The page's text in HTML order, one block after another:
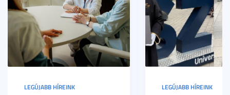
LEGÚJABB HÍREINK LEGÚJABB HÍREINK